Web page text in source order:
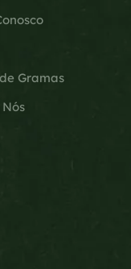
Gramas